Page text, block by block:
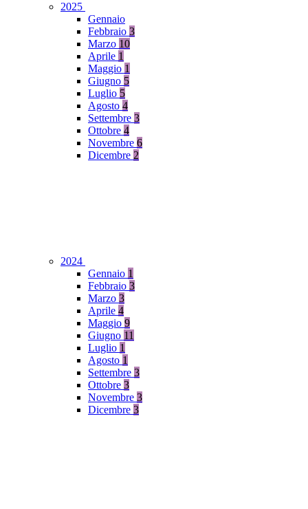
2025
Gennaio
Febbraio 3
Marzo 10
Aprile 1
Maggio 1
Giugno 5
Luglio 5
Agosto 4
Settembre 3
Ottobre 4
Novembre 6
Dicembre 2
2024
Gennaio 1
Febbraio 3
Marzo 3
Aprile 4
Maggio 9
Giugno 11
Luglio 1
Agosto 1
Settembre 3
Ottobre 3
Novembre 3
Dicembre 3